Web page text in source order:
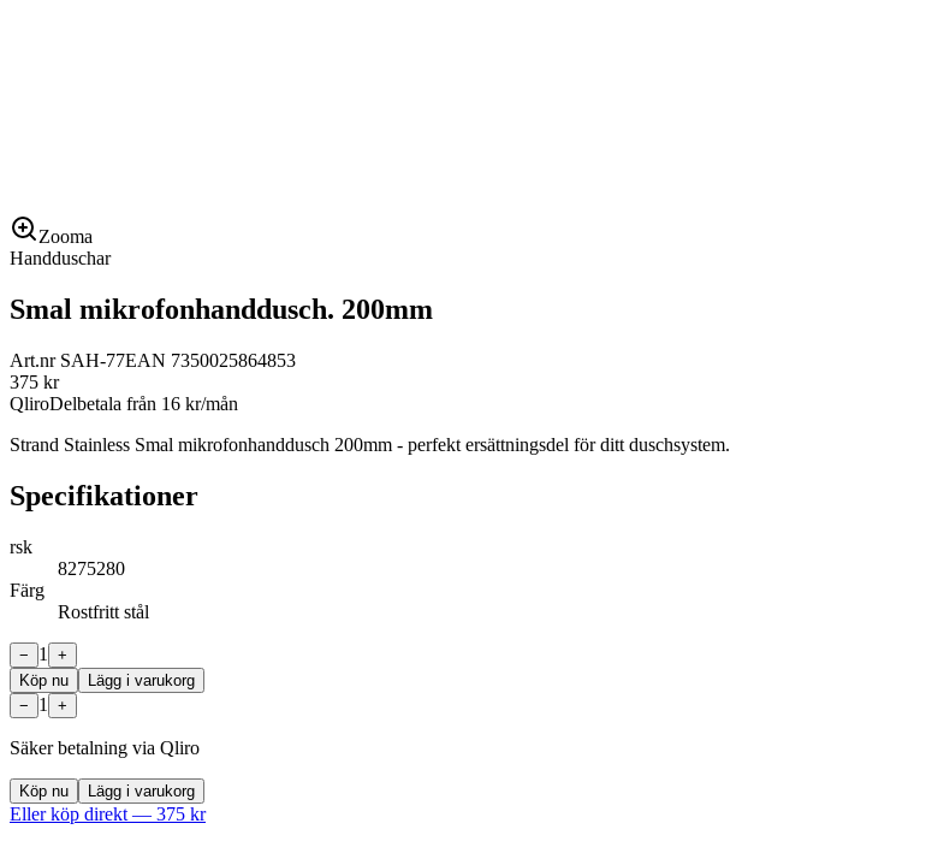
Zooma
Handduschar
Smal mikrofonhanddusch. 200mm
Art.nr SAH-77EAN 7350025864853
375 kr
QliroDelbetala från 16 kr/mån
Strand Stainless Smal mikrofonhanddusch 200mm - perfekt ersättningsdel för ditt duschsystem.
Specifikationer
rsk
8275280
Färg
Rostfritt stål
− 1
+
Köp nu
Lägg i varukorg
−
1 +
Säker betalning via Qliro
Köp nu Lägg i varukorg
Eller köp direkt — 375 kr